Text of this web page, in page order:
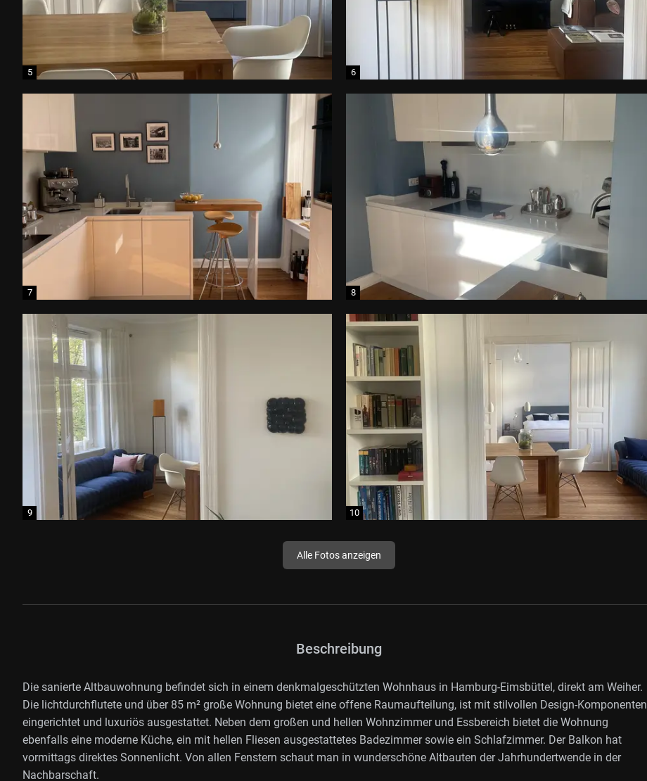
Alle Fotos anzeigen
Beschreibung
Die sanierte Altbauwohnung befindet sich in einem denkmalgeschützten Wohnhaus in Hamburg-Eimsbüttel, direkt am Weiher.
Die lichtdurchflutete und über 85 m² große Wohnung bietet eine offene Raumaufteilung, ist mit stilvollen Design-Komponenten
eingerichtet und luxuriös ausgestattet. Neben dem großen und hellen Wohnzimmer und Essbereich bietet die Wohnung
ebenfalls eine moderne Küche, ein mit hellen Fliesen ausgestattetes Badezimmer sowie ein Schlafzimmer. Der Balkon hat
vormittags direktes Sonnenlicht. Von allen Fenstern schaut man in wunderschöne Altbauten der Jahrhundertwende in der
Nachbarschaft.